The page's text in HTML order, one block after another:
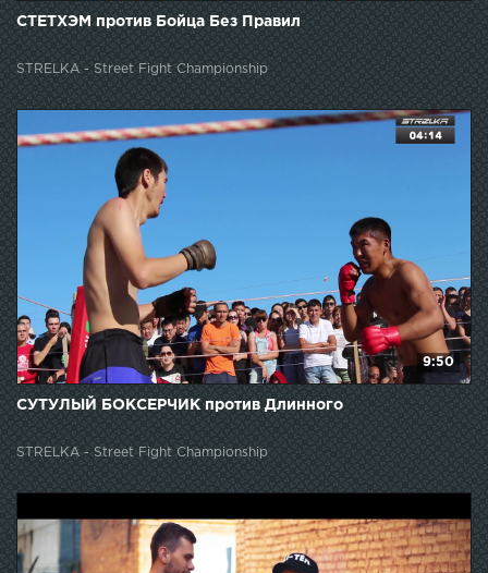
СТЕТХЭМ против Бойца Без Правил
STRELKA - Street Fight Championship
9:50
СУТУЛЫЙ БОКСЕРЧИК против Длинного
STRELKA - Street Fight Championship